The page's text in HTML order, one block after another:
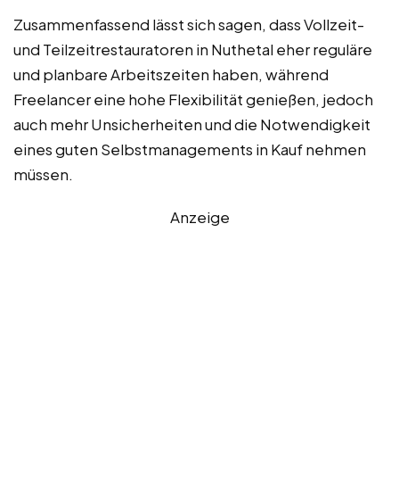
Zusammenfassend lässt sich sagen, dass Vollzeit-
und Teilzeitrestauratoren in Nuthetal eher reguläre
und planbare Arbeitszeiten haben, während
Freelancer eine hohe Flexibilität genießen, jedoch
auch mehr Unsicherheiten und die Notwendigkeit
eines guten Selbstmanagements in Kauf nehmen
müssen.
Anzeige